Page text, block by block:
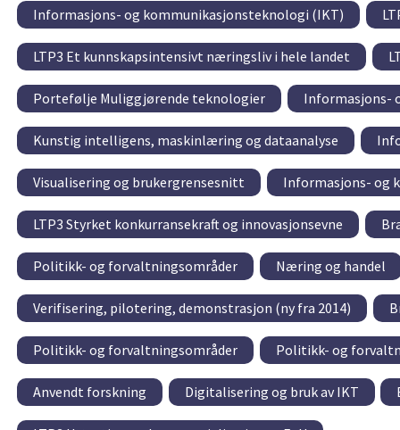
Informasjons- og kommunikasjonsteknologi (IKT)
LTP3 Et kunnskapsintensivt næringsliv i hele landet
Portefølje Muliggjørende teknologier Informasjons-
Kunstig intelligens, maskinlæring og dataanalyse
Visualisering og brukergrensesnitt Informasjons- og
LTP3 Styrket konkurransekraft og innovasjonsevne
Politikk- og forvaltningsområder Næring og handel
Verifisering, pilotering, demonstrasjon (ny fra 2014)
Politikk- og forvaltningsområder Politikk- og
Anvendt forskning Digitalisering og bruk av IKT